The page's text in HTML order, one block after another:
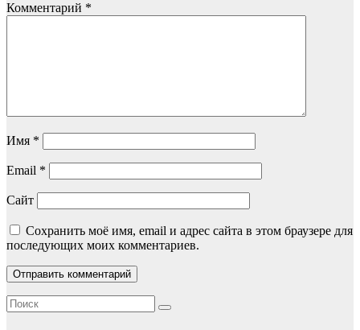
Комментарий *
Имя *
Email *
Сайт
Сохранить моё имя, email и адрес сайта в этом браузере для
последующих моих комментариев.